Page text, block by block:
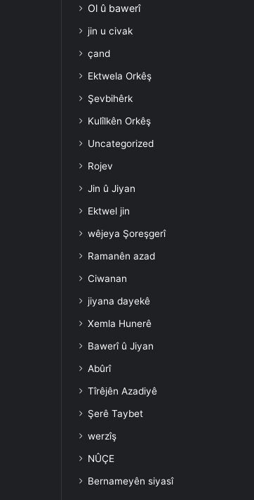
Ol û bawerî
jin u civak
çand
Ektwela Orkêş
Şevbihêrk
Kulîlkên Orkêş
Uncategorized
Rojev
Jin û Jiyan
Ektwel jin
wêjeya Şoreşgerî
Ramanên azad
Ciwanan
jiyana dayekê
Xemla Hunerê
Bawerî û Jiyan
Abûrî
Tîrêjên Azadiyê
Şerê Taybet
werzîş
NÛÇE
Bernameyên siyasî